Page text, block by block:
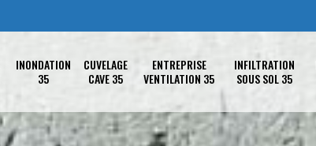
INONDATION
35
CUVELAGE
CAVE 35
ENTREPRISE
VENTILATION 35
INFILTRATION
SOUS SOL 35